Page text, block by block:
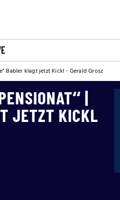
Babler klagt jetzt Kickl - Gerald Grosz
|
JETZT KICKL